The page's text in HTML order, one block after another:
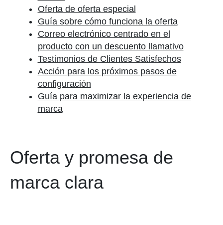
Oferta de oferta especial
Guía sobre cómo funciona la oferta
Correo electrónico centrado en el
producto con un descuento llamativo
Testimonios de Clientes Satisfechos
Acción para los próximos pasos de
configuración
Guía para maximizar la experiencia de
marca
Oferta y promesa de
marca clara